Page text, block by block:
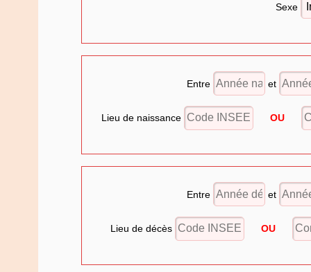
Sexe
Entre et
Lieu de naissance OU
Entre et
Lieu de décès OU